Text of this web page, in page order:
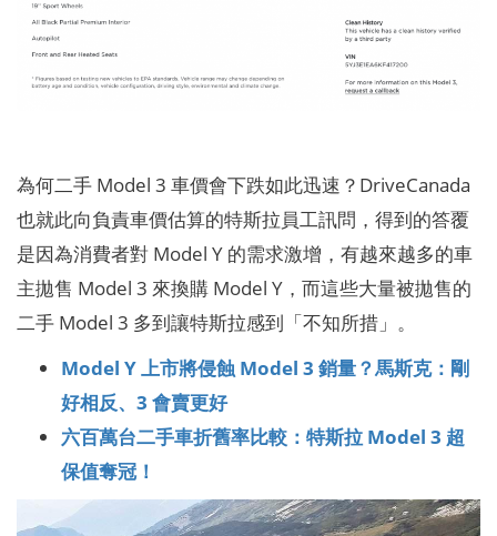
為何二手 Model 3 車價會下跌如此迅速？DriveCanada
也就此向負責車價估算的特斯拉員工訊問，得到的答覆
是因為消費者對 Model Y 的需求激增，有越來越多的車
主拋售 Model 3 來換購 Model Y，而這些大量被拋售的
二手 Model 3 多到讓特斯拉感到「不知所措」。
Model Y 上市將侵蝕 Model 3 銷量？馬斯克：剛
好相反、3 會賣更好
六百萬台二手車折舊率比較：特斯拉 Model 3 超
保值奪冠！